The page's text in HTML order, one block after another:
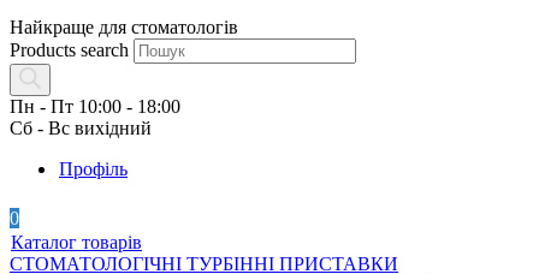
Найкраще для стоматологів
Products search
Пн - Пт 10:00 - 18:00
Сб - Вс вихідний
Профіль
0
Каталог товарів
СТОМАТОЛОГІЧНІ ТУРБІННІ ПРИСТАВКИ